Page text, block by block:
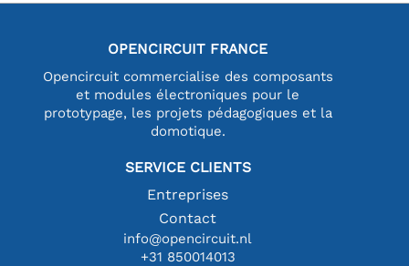
OPENCIRCUIT FRANCE
Opencircuit commercialise des composants
et modules électroniques pour le
prototypage, les projets pédagogiques et la
domotique.
SERVICE CLIENTS
Entreprises
Contact
info@opencircuit.nl
+31 850014013